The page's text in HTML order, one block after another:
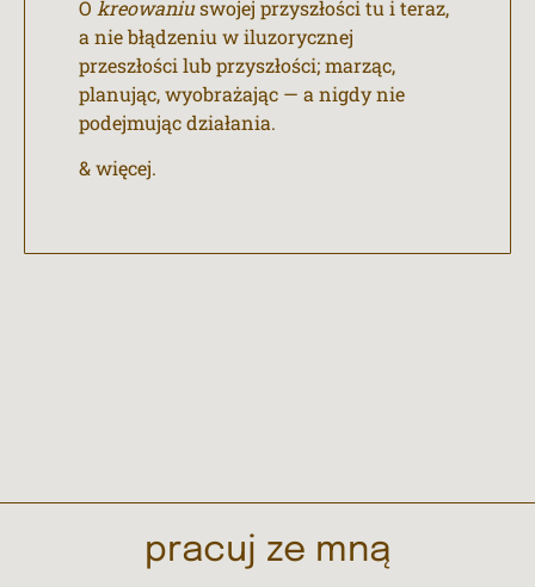
O kreowaniuswojej przyszłości tu i teraz,
a nie błądzeniu w iluzorycznej
przeszłości lub przyszłości; marząc,
planując, wyobrażając — a nigdy nie
podejmując działania.
& więcej.
pracuj ze mną